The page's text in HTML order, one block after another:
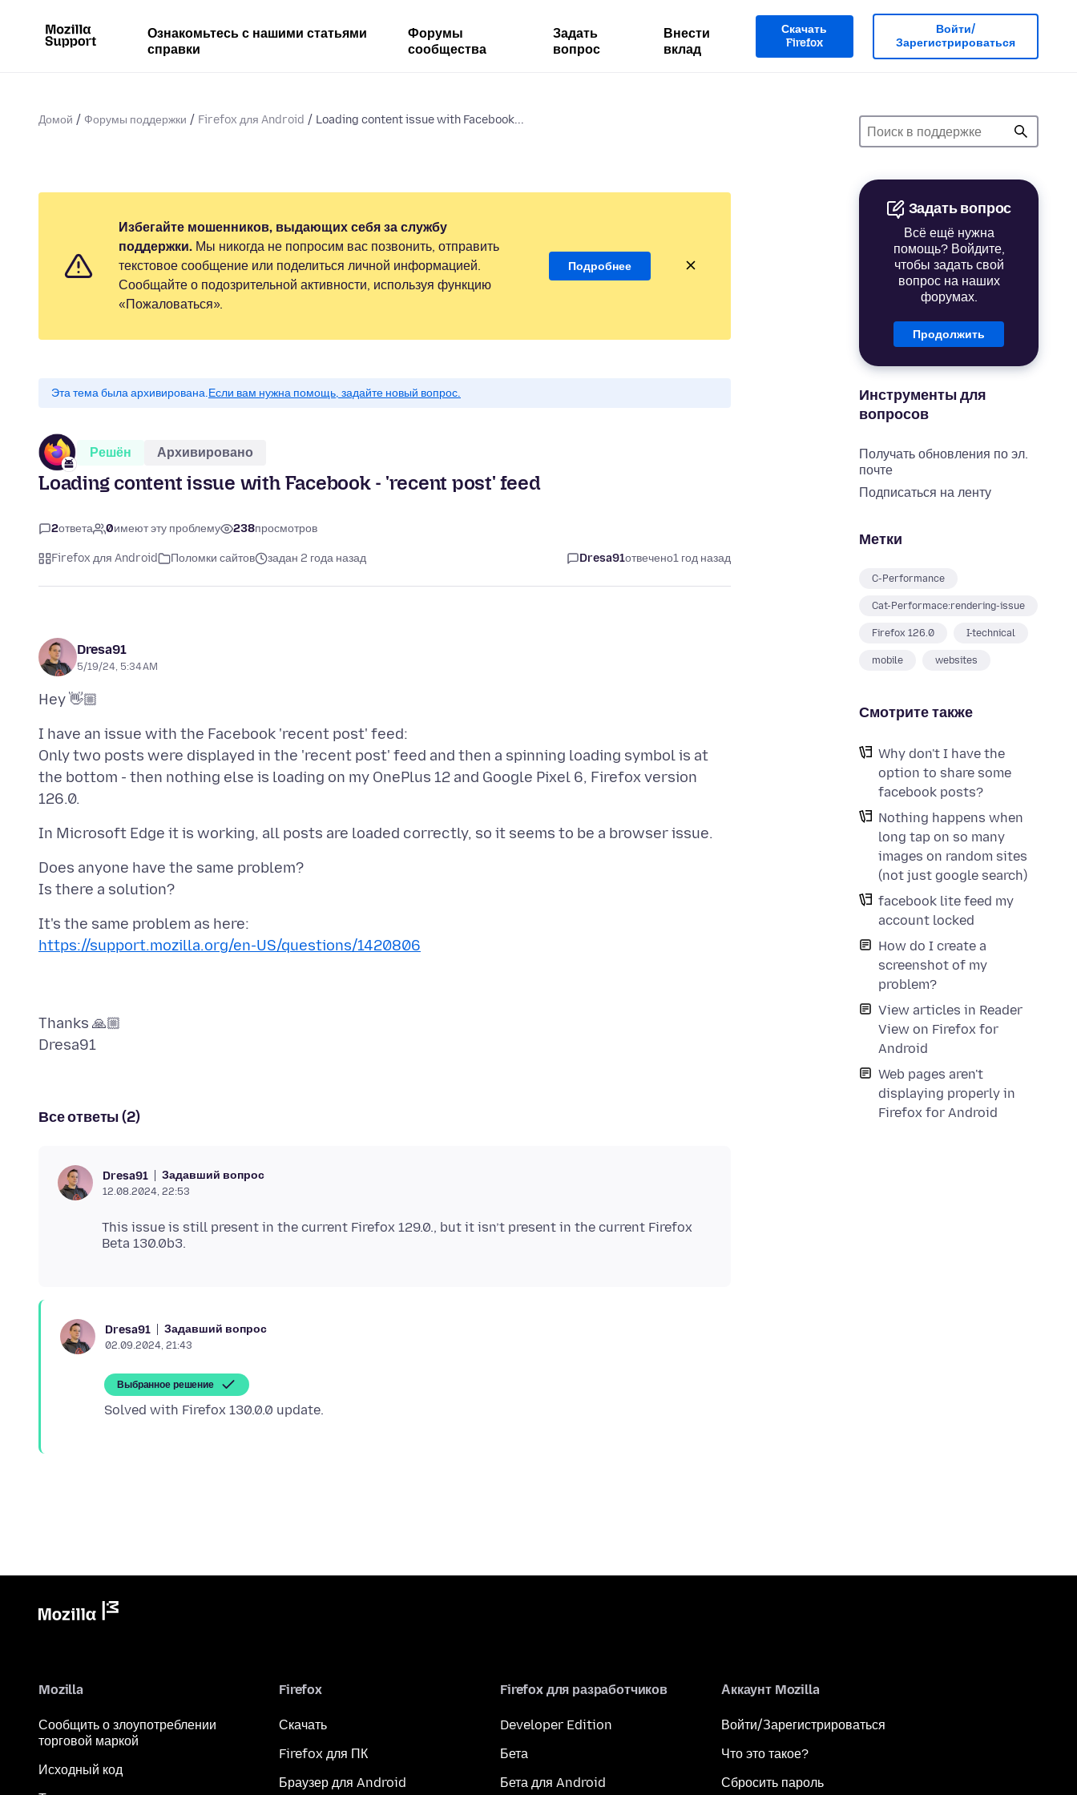
Ознакомьтесь с нашими статьями
справки
Форумы
сообщества
Задать
вопрос
Внести
вклад
Скачать
Firefox
Войти/
Зарегистрироваться
Домой Форумы поддержки Firefox для Android Loading content issue with Facebook...
Задать вопрос
Всё ещё нужна
помощь? Войдите,
чтобы задать свой
вопрос на наших
форумах.
Продолжить
Инструменты для
вопросов
Получать обновления по эл.
почте
Подписаться на ленту
Метки
C-Performance
Cat-Performace:rendering-issue
Firefox 126.0 I-technical
mobile websites
Смотрите также
Why don't I have the
option to share some
facebook posts?
Nothing happens when
long tap on so many
images on random sites
(not just google search)
facebook lite feed my
account locked
How do I create a
screenshot of my
problem?
View articles in Reader
View on Firefox for
Android
Web pages aren't
displaying properly in
Firefox for Android
Избегайте мошенников, выдающих себя за службу
поддержки. Мы никогда не попросим вас позвонить, отправить
текстовое сообщение или поделиться личной информацией.
Сообщайте о подозрительной активности, используя функцию
«Пожаловаться».
Подробнее
Эта тема была архивирована.Если вам нужна помощь, задайте новый вопрос.
Решён Архивировано
Loading content issue with Facebook - 'recent post' feed
2ответа 0имеют эту проблему 238просмотров
Firefox для Android Поломки сайтов задан 2 года назад Dresa91отвечено1 год назад
Dresa91
5/19/24, 5:34 AM
I have an issue with the Facebook 'recent post' feed:
Only two posts were displayed in the 'recent post' feed and then a spinning loading symbol is at
the bottom - then nothing else is loading on my OnePlus 12 and Google Pixel 6, Firefox version
Does anyone have the same problem?
https://support.mozilla.org/en-US/questions/1420806
Thanks 🙏🏼
Все ответы (2)
Dresa91 Задавший вопрос
12.08.2024, 22:53
This issue is still present in the current Firefox 129.0., but it isn’t present in the current Firefox
Dresa91 Задавший вопрос
02.09.2024, 21:43
Выбранное решение
Mozilla
Сообщить о злоупотреблении
торговой маркой
Исходный код
Firefox
Скачать
Firefox для ПК
Браузер для Android
Firefox для разработчиков
Developer Edition
Бета
Бета для Android
Аккаунт Mozilla
Войти/Зарегистрироваться
Что это такое?
Сбросить пароль